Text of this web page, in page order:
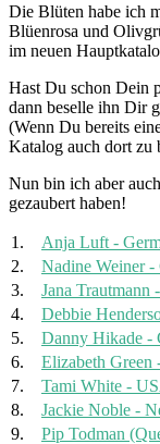
Die Blüten habe ich
Blüenrosa und
im neuen
Hast Du schon Dein
dann beselle ihn Dir
(Wenn Du bereits
Katalog auch dort zu
Nun bin ich aber
gezaubert haben!
1.
Anja Luft -
2.
Nadine Weiner -
3.
Jana Trautmann
4.
Debbie
5.
Danny Hikade -
6.
Elizabeth Green
7.
Tami White -
8.
Jackie Noble -
9.
Pip Todman